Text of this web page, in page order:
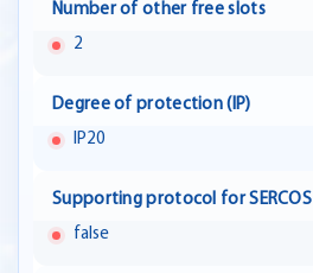
Number of other free slots
2
Degree of protection (IP)
IP20
Supporting protocol for SERCOS
false